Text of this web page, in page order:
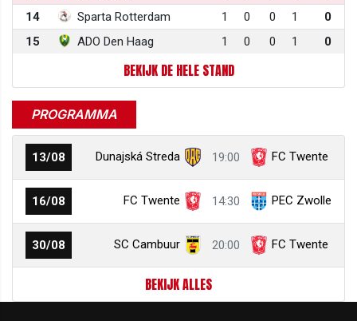
14
Sparta Rotterdam 1 0 0 1
0
15
ADO Den Haag 1 0 0 1 0
BEKIJK DE HELE STAND
PROGRAMMA
13/08 Dunajská Streda 19:00 FC Twente
16/08 FC Twente 14:30 PEC Zwolle
30/08 SC Cambuur 20:00 FC Twente
BEKIJK ALLES